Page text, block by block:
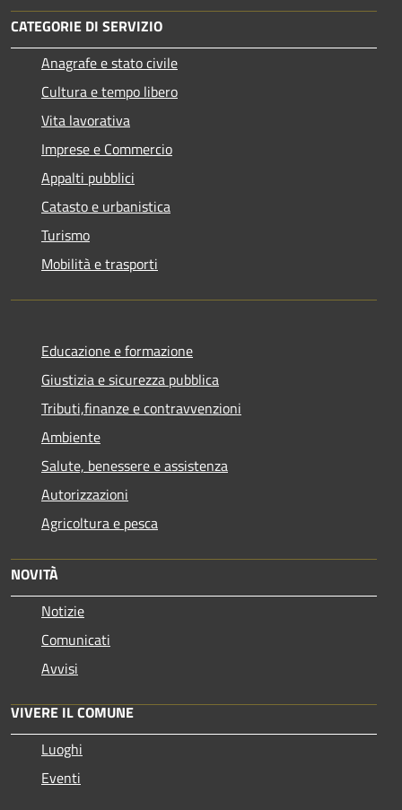
CATEGORIE DI SERVIZIO
Anagrafe e stato civile
Cultura e tempo libero
Vita lavorativa
Imprese e Commercio
Appalti pubblici
Catasto e urbanistica
Turismo
Mobilità e trasporti
Educazione e formazione
Giustizia e sicurezza pubblica
Tributi,finanze e contravvenzioni
Ambiente
Salute, benessere e assistenza
Autorizzazioni
Agricoltura e pesca
NOVITÀ
Notizie
Comunicati
Avvisi
VIVERE IL COMUNE
Luoghi
Eventi